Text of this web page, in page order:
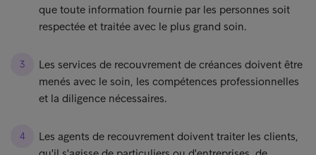
que toute information fournie par les personnes soit
respectée et traitée avec le plus grand soin.
Les services de recouvrement de créances doivent être
menés avec le soin, les compétences professionnelles
et la diligence nécessaires.
Les agents de recouvrement doivent traiter les clients,